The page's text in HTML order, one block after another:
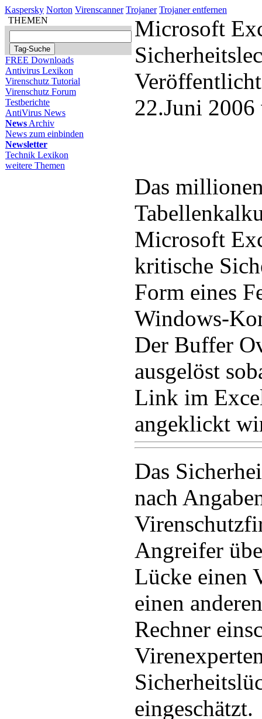
Kaspersky Norton Virenscanner Trojaner Trojaner entfernen
THEMEN
FREE Downloads
Antivirus Lexikon
Virenschutz Tutorial
Virenschutz Forum
Testberichte
AntiVirus News
News Archiv
News zum einbinden
Newsletter
Technik Lexikon
weitere Themen
Microsoft
22.Juni
Das
Microsoft
kritische
Form eines
Windows-
Der Buffer
ausgelöst
Link im
angeklickt
Das
nach
Angreifer
Lücke einen
einen
Rechner
eingeschätzt.